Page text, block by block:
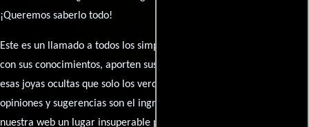
¡Queremos saberlo todo!
Este es un llamado a todos los simpatizantes del cine: contribuyan
con sus conocimientos, aporten sus descubrimientos y compartan
esas joyas ocultas que solo los verdaderos fanáticos conocen. Sus
opiniones y sugerencias son el ingrediente secreto que hará de
nuestra web un lugar insuperable para los amantes del celuloide.